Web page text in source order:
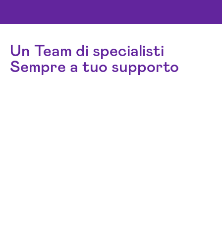
Un Team di specialisti
Sempre a tuo supporto